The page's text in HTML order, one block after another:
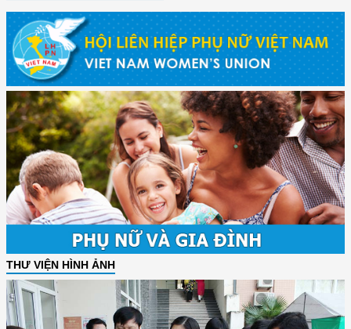
THƯ VIỆN HÌNH ẢNH